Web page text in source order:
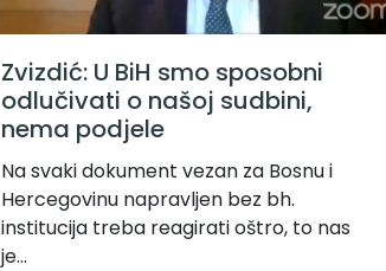
Zvizdić: U BiH smo sposobni
odlučivati o našoj sudbini,
nema podjele
Na svaki dokument vezan za Bosnu i
Hercegovinu napravljen bez bh.
institucija treba reagirati oštro, to nas
je...